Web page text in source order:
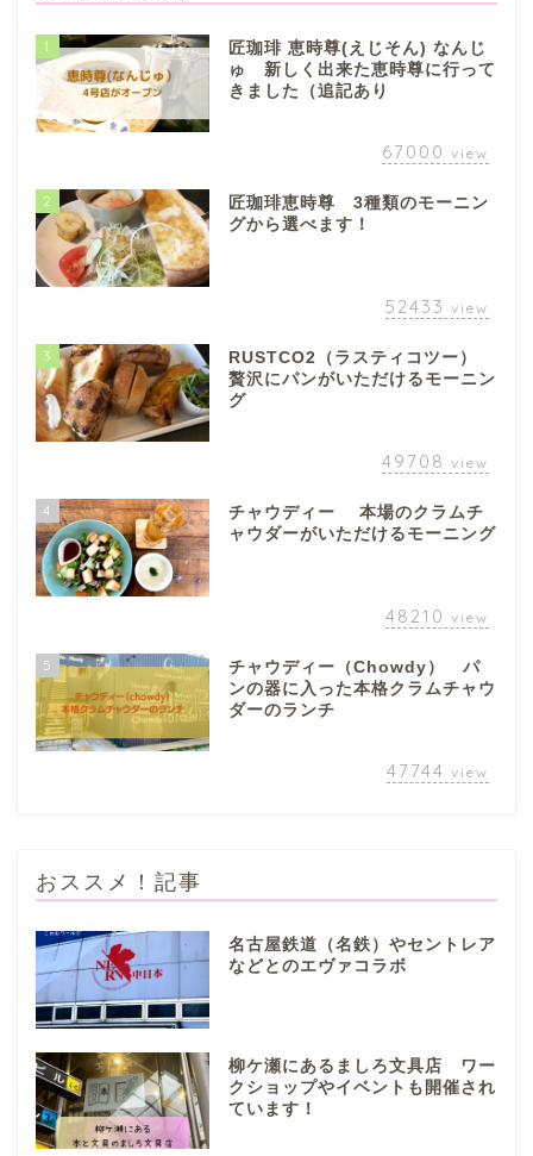
1
匠珈琲 恵時尊(えじそん) なんじ
ゅ 新しく出来た恵時尊に行って
きました（追記あり
67000 view
2
匠珈琲恵時尊 3種類のモーニン
グから選べます！
52433 view
3
RUSTCO2（ラスティコツー）
贅沢にパンがいただけるモーニン
グ
49708 view
4
チャウディー 本場のクラムチ
ャウダーがいただけるモーニング
48210 view
5
チャウディー（Chowdy） パ
ンの器に入った本格クラムチャウ
ダーのランチ
47744 view
おススメ！記事
名古屋鉄道（名鉄）やセントレア
などとのエヴァコラボ
柳ケ瀬にあるましろ文具店 ワー
クショップやイベントも開催され
ています！
ぎふまるけとは。
ぎふまるけ内の記事と写真
（画像）＆掲載情報につい
ての注意事項など
岐阜地域
岐阜市
本巣市
山県市
西濃地域